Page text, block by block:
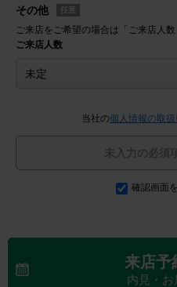
その他 任意
ご来店をご希望の場合は「ご来店人数
ご来店人数
当社の個人情報の取扱
未入力の必須
確認画面
来店予
内見・